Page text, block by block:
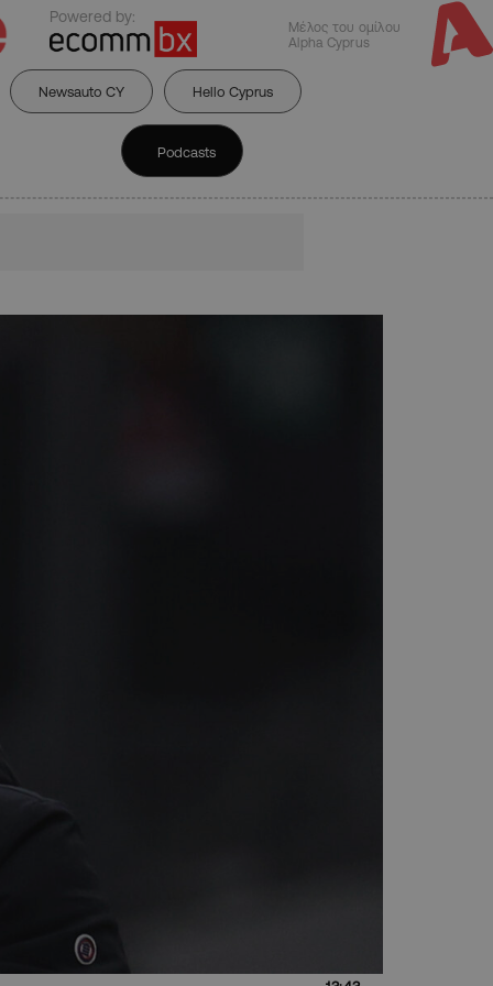
Powered by:
Μέλος του ομίλου
Alpha Cyprus
Newsauto CY Hello Cyprus
Podcasts